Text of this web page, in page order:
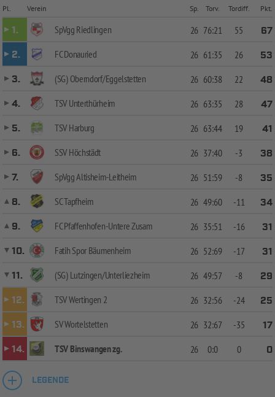
Pl. Verein Sp. Torv. Tordiff. Pkt.
1. SpVgg Riedlingen 26 76:21 55
67
2.
FC Donauried 26 61:35 26
53
3.
(SG) Oberndorf/Eggelstetten 26 60:38 22
48
4.
TSV Unterthürheim 26 63:35 28
47
5.
TSV Harburg 26 63:44 19
41
6.
SSV Höchstädt 26 37:40 -3
38
7.
SpVgg Altisheim-Leitheim 26 51:59 -8
35
8.
SC Tapfheim 26 49:60 -11
34
9.
FC Pfaffenhofen-Untere Zusam 26 35:51 -16
31
10.
Fatih Spor Bäumenheim 26 52:69 -17
31
11.
(SG) Lutzingen/Unterliezheim 26 49:57 -8
29
12.
TSV Wertingen 2 26 32:56 -24
25
13.
SV Wortelstetten 26 32:67 -35
17
14.
TSV Binswangen zg. 26 0:0 0 0
LEGENDE